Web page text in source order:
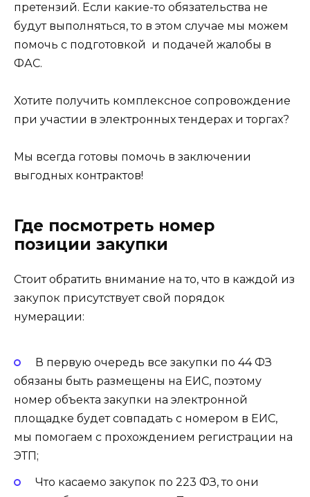
претензий. Если какие-то обязательства не
будут выполняться, то в этом случае мы можем
помочь с подготовкой и подачей жалобы в
ФАС.
Хотите получить комплексное сопровождение
при участии в электронных тендерах и торгах?
Мы всегда готовы помочь в заключении
выгодных контрактов!
Где посмотреть номер
позиции закупки
Стоит обратить внимание на то, что в каждой из
закупок присутствует свой порядок
нумерации:
В первую очередь все закупки по 44 ФЗ
обязаны быть размещены на ЕИС, поэтому
номер объекта закупки на электронной
площадке будет совпадать с номером в ЕИС,
мы помогаем с прохождением регистрации на
ЭТП;
Что касаемо закупок по 223 ФЗ, то они